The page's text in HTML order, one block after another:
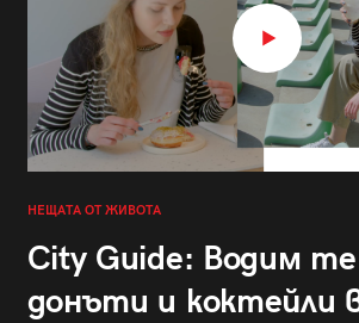
НЕЩАТА ОТ ЖИВОТА
City Guide: Водим
донъти и коктейли